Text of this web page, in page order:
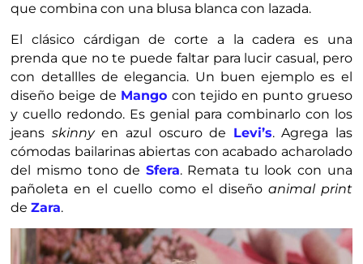
que combina con una blusa blanca con lazada.
El clásico cárdigan de corte a la cadera es una
prenda que no te puede faltar para lucir casual, pero
con detallles de elegancia. Un buen ejemplo es el
diseño beige de Mango con tejido en punto grueso
y cuello redondo. Es genial para combinarlo con los
jeans skinnyen azul oscuro de Levi’s. Agrega las
cómodas bailarinas abiertas con acabado acharolado
del mismo tono de Sfera. Remata tu look con una
pañoleta en el cuello como el diseño animal print
deZara.